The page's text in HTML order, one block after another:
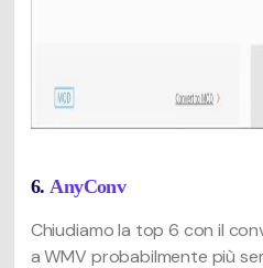
6. AnyConv
Chiudiamo la top 6 con il
a WMV probabilmente più